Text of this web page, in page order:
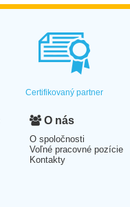
Certifikovaný partner
O nás
O spoločnosti
Voľné pracovné pozície
Kontakty